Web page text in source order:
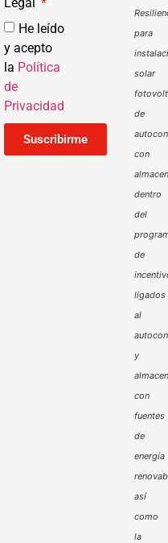
Legal
He leído
y acepto
la Política
de
Privacidad
Suscribirme
para
solar
de
con
dentro
del
de
ligados
al
y
con
fuentes
de
energía
así
como
la